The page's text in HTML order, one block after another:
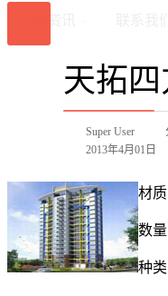
天拓四
Super User
2013年4月01日
材
数
种